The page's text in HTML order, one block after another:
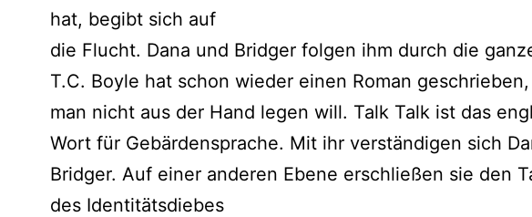
hat, begibt sich auf
die Flucht. Dana und Bridger folgen ihm durch die
T.C. Boyle hat schon wieder einen Roman
man nicht aus der Hand legen will. Talk Talk ist das
Wort für Gebärdensprache. Mit ihr verständigen sich
Bridger. Auf einer anderen Ebene erschließen sie den
des Identitätsdiebes